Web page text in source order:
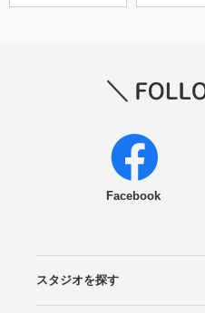
Facebook
スタジオを探す